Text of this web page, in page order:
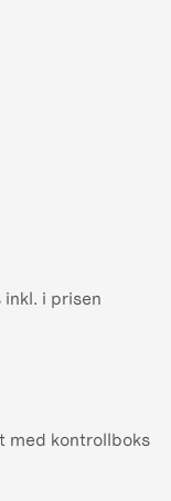
i prisen
med kontrollboks